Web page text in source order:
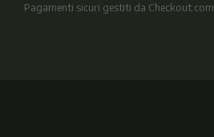
Pagamenti sicuri gestiti da Checkout.com